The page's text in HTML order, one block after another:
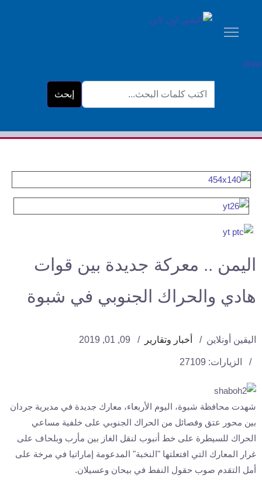
البحث...
إبحث
اليمن .. معركة جديدة بين قوات
هادي والحراك الجنوبي في شبوة
اليقين أونلاين أخبار وتقارير 09, 01, 2019
الزيارات: 27109
شهدت محافظة شبوة، اليوم الأربعاء، معارك جديدة في مديرية جردان
بين محور عتق وفصائل من الحراك الجنوبي على خلفية مساعي
الحراك للسيطرة على خط أنبوب لنقل الغاز بين مأرب وبلحاف على
غرار المعارك التي افتعلتها "النخبة" المدعومة إماراتيا في مرخة على
أمل التقدم صوب حقول النفط في بيحان وعسيلان.